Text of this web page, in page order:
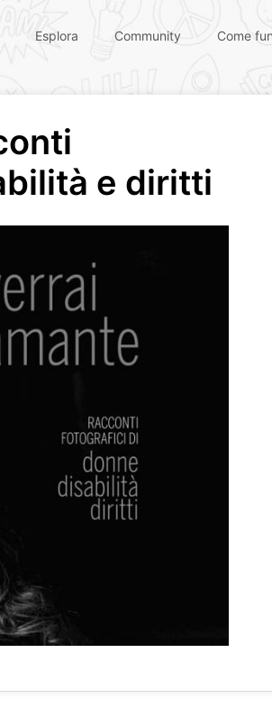
Esplora Community Come
e diritti